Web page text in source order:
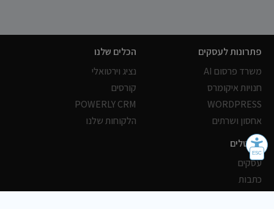
פתרונות לעסקים
משרד פרסום AI
חנויות איקומרס
WORDPRESS
אחסון ושרתים
הכלים שלנו
נציג וירטואלי
קורסים
POWERLY CRM
הלקוחות שלנו
פורטלים
עסקים
כתבות